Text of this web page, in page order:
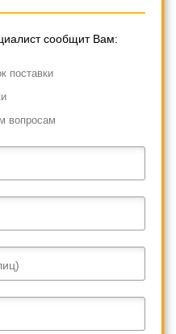
сообщит Вам:
поставки
вопросам